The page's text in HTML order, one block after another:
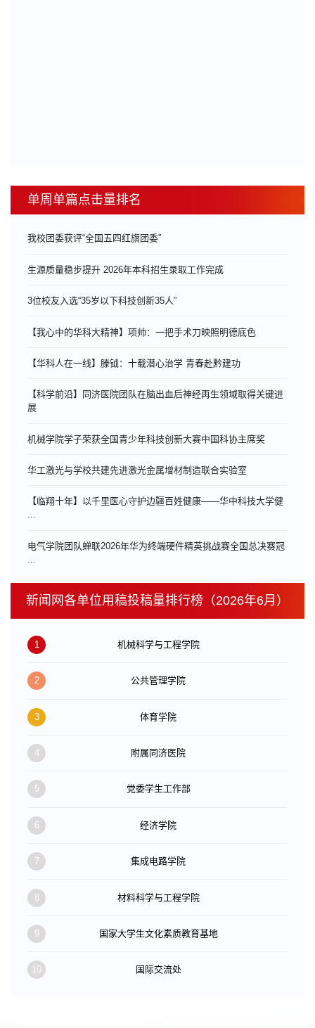
单周单篇点击量排名
我校团委获评“全国五四红旗团委”
生源质量稳步提升 2026年本科招生录取工作完成
3位校友入选“35岁以下科技创新35人”
【我心中的华科大精神】项帅：一把手术刀映照明德底色
【华科人在一线】滕钺：十载潜心治学 青春赴黔建功
【科学前沿】同济医院团队在脑出血后神经再生领域取得关键进
展
机械学院学子荣获全国青少年科技创新大赛中国科协主席奖
华工激光与学校共建先进激光金属增材制造联合实验室
【临翔十年】以千里医心守护边疆百姓健康——华中科技大学健
...
电气学院团队蝉联2026年华为终端硬件精英挑战赛全国总决赛冠
新闻网各单位用稿投稿量排行榜（2026年6月）
1 机械科学与工程学院
2 公共管理学院
3 体育学院
4 附属同济医院
5 党委学生工作部
6 经济学院
7 集成电路学院
8 材料科学与工程学院
9 国家大学生文化素质教育基地
10 国际交流处